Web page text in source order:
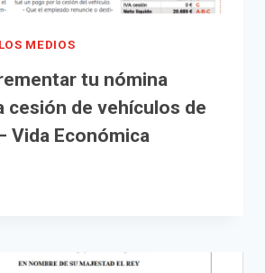
MEDIOS
tu nómina
cesión de vehículos de
Vida Económica